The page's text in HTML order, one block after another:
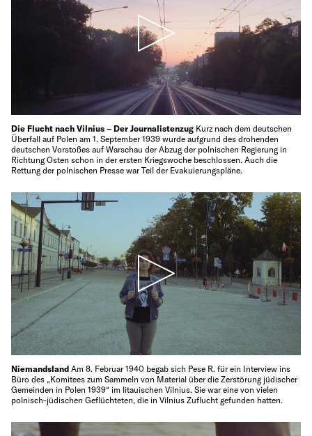
Die Flucht nach Vilnius – Der Journalistenzug Kurz nach dem deutschen
Überfall auf Polen am 1. September 1939 wurde aufgrund des drohenden
deutschen Vorstoßes auf Warschau der Abzug der polnischen Regierung in
Richtung Osten schon in der ersten Kriegswoche beschlossen. Auch die
Rettung der polnischen Presse war Teil der Evakuierungspläne.
Niemandsland Am 8. Februar 1940 begab sich Pese R. für ein Interview ins
Büro des „Komitees zum Sammeln von Material über die Zerstörung jüdischer
Gemeinden in Polen 1939“ im litauischen Vilnius. Sie war eine von vielen
polnisch-jüdischen Geflüchteten, die in Vilnius Zuflucht gefunden hatten.